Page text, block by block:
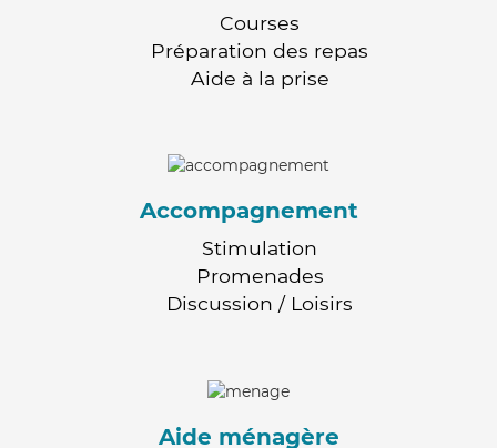
Courses
Préparation des repas
Aide à la prise
Accompagnement
Stimulation
Promenades
Discussion / Loisirs
Aide ménagère